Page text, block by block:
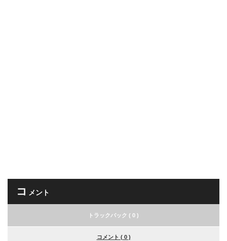
コ メント
トラックバック ( 0 )
コメント ( 0 )